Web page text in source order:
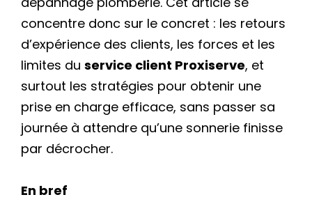
concentre donc sur le concret : les retours
d’expérience des clients, les forces et les
limites du service client Proxiserve, et
surtout les stratégies pour obtenir une
prise en charge efficace, sans passer sa
journée à attendre qu’une sonnerie finisse
par décrocher.
En bref